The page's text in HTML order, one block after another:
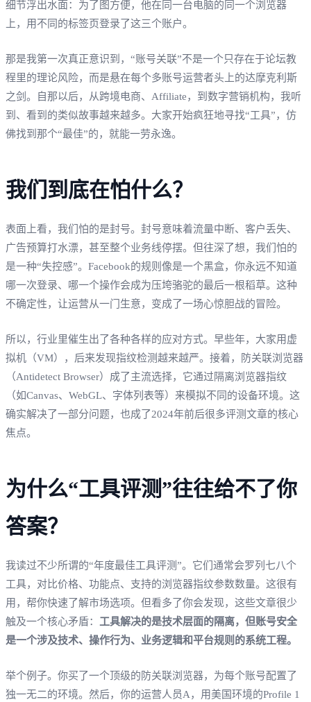
细节浮出水面：为了图方便，他在同一台电脑的同一个浏览器
上，用不同的标签页登录了这三个账户。
那是我第一次真正意识到，“账号关联”不是一个只存在于论坛教
程里的理论风险，而是悬在每个多账号运营者头上的达摩克利斯
之剑。自那以后，从跨境电商、Affiliate，到数字营销机构，我听
到、看到的类似故事越来越多。大家开始疯狂地寻找“工具”，仿
佛找到那个“最佳”的，就能一劳永逸。
我们到底在怕什么？
表面上看，我们怕的是封号。封号意味着流量中断、客户丢失、
广告预算打水漂，甚至整个业务线停摆。但往深了想，我们怕的
是一种“失控感”。Facebook的规则像是一个黑盒，你永远不知道
哪一次登录、哪一个操作会成为压垮骆驼的最后一根稻草。这种
不确定性，让运营从一门生意，变成了一场心惊胆战的冒险。
所以，行业里催生出了各种各样的应对方式。早些年，大家用虚
拟机（VM），后来发现指纹检测越来越严。接着，防关联浏览器
（Antidetect Browser）成了主流选择，它通过隔离浏览器指纹
（如Canvas、WebGL、字体列表等）来模拟不同的设备环境。这
确实解决了一部分问题，也成了2024年前后很多评测文章的核心
焦点。
为什么“工具评测”往往给不了你
答案？
我读过不少所谓的“年度最佳工具评测”。它们通常会罗列七八个
工具，对比价格、功能点、支持的浏览器指纹参数数量。这很有
用，帮你快速了解市场选项。但看多了你会发现，这些文章很少
触及一个核心矛盾： 工具解决的是技术层面的隔离，但账号安全
是一个涉及技术、操作行为、业务逻辑和平台规则的系统工程。
举个例子。你买了一个顶级的防关联浏览器，为每个账号配置了
独一无二的环境。然后，你的运营人员A，用美国环境的Profile 1